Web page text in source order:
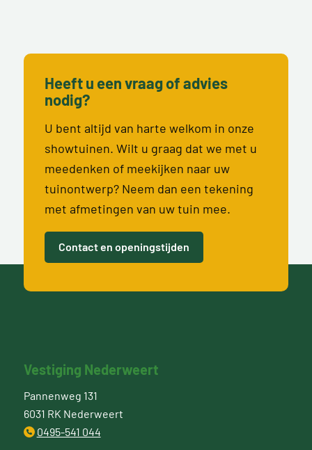
Heeft u een vraag of advies
nodig?
U bent altijd van harte welkom in onze
showtuinen. Wilt u graag dat we met u
meedenken of meekijken naar uw
tuinontwerp? Neem dan een tekening
met afmetingen van uw tuin mee.
Contact en openingstijden
Vestiging Nederweert
Pannenweg 131
6031 RK Nederweert
0495-541 044